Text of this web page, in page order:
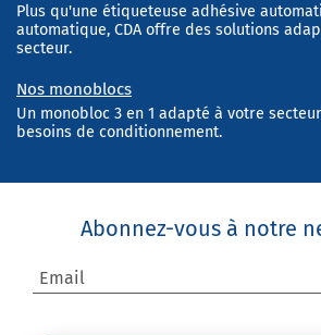
Plus qu'une étiqueteuse adhésive
automatique, CDA offre des solutions
secteur.
Nos monoblocs
Un monobloc 3 en 1 adapté à votre
besoins de conditionnement.
Abonnez-vous à notre
Email